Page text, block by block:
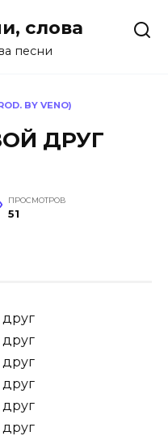
слова
песни
BY VENO)
ДРУГ
ПРОСМОТРОВ
51